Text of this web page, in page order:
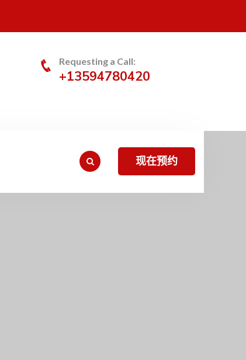
Requesting a Call:
+13594780420
现在预约